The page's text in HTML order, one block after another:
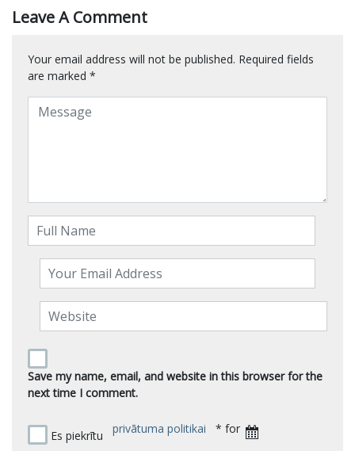
Leave A Comment
Your email address will not be published. Required fields
are marked *
Save my name, email, and website in this browser for the
next time I comment.
Es piekrītu privātuma politikai * for